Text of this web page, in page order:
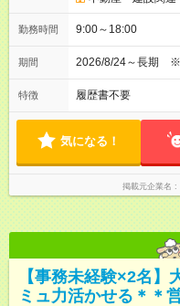
勤務時間 9:00～18:00
期間 2026/8/24～長期 ※
特徴 履歴書不要
気になる！
掲載元企業名
【事務未経験×2名】
ミュ力活かせる＊＊